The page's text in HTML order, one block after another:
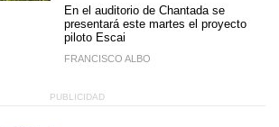
En el auditorio de Chantada se
presentará este martes el proyecto
piloto Escai
FRANCISCO ALBO